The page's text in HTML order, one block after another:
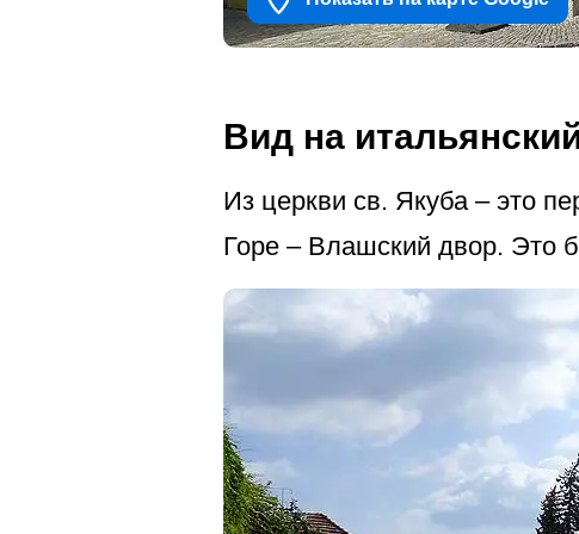
Вид на
Из церкви св. Якуба – это
Горе – Влашский двор. Это